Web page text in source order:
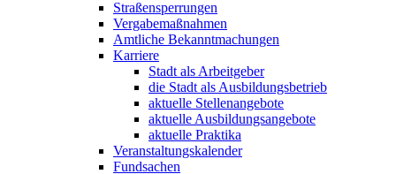
Straßensperrungen
Vergabemaßnahmen
Amtliche Bekanntmachungen
Karriere
Stadt als Arbeitgeber
die Stadt als Ausbildungsbetrieb
aktuelle Stellenangebote
aktuelle Ausbildungsangebote
aktuelle Praktika
Veranstaltungskalender
Fundsachen